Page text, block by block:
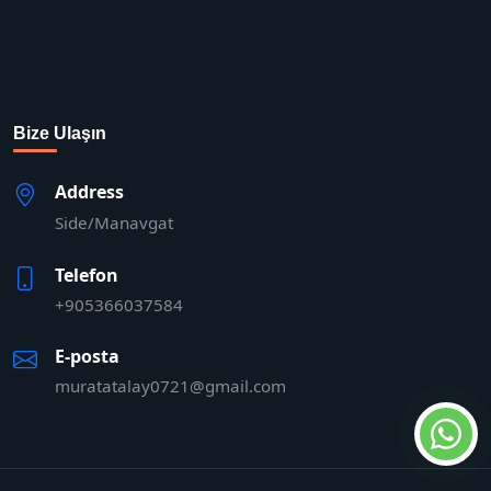
Bize Ulaşın
Address
Side/Manavgat
Telefon
+905366037584
E-posta
muratatalay0721@gmail.com